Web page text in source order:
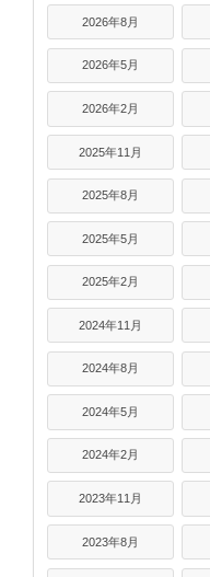
2026年8月
2026年5月
2026年2月
2025年11月
2025年8月
2025年5月
2025年2月
2024年11月
2024年8月
2024年5月
2024年2月
2023年11月
2023年8月